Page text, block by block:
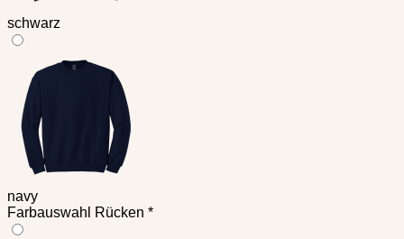
schwarz
navy
Farbauswahl Rücken *